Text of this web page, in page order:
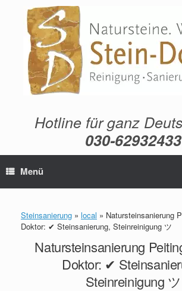
springen
Hotline für ganz
030-62932433
Menü
Steinsanierung » local » Natursteinsanierung
Doktor: ✔ Steinsanierung, Steinreinigung ツ
Natursteinsanierung
Doktor: ✔
Steinreinigung ツ